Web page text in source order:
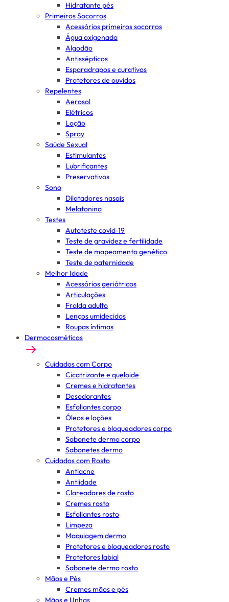
Hidratante pés
Primeiros Socorros
Acessórios primeiros socorros
Água oxigenada
Algodão
Antissépticos
Esparadrapos e curativos
Protetores de ouvidos
Repelentes
Aerosol
Elétricos
Loção
Spray
Saúde Sexual
Estimulantes
Lubrificantes
Preservativos
Sono
Dilatadores nasais
Melatonina
Testes
Autoteste covid-19
Teste de gravidez e fertilidade
Teste de mapeamento genético
Teste de paternidade
Melhor Idade
Acessórios geriátricos
Articulações
Fralda adulto
Lenços umidecidos
Roupas íntimas
Dermocosméticos
Cuidados com Corpo
Cicatrizante e queloide
Cremes e hidratantes
Desodorantes
Esfoliantes corpo
Óleos e loções
Protetores e bloqueadores corpo
Sabonete dermo corpo
Sabonetes dermo
Cuidados com Rosto
Antiacne
Antiidade
Clareadores de rosto
Cremes rosto
Esfoliantes rosto
Limpeza
Maquiagem dermo
Protetores e bloqueadores rosto
Protetores labial
Sabonete dermo rosto
Mãos e Pés
Cremes mãos e pés
Mãos e Unhas